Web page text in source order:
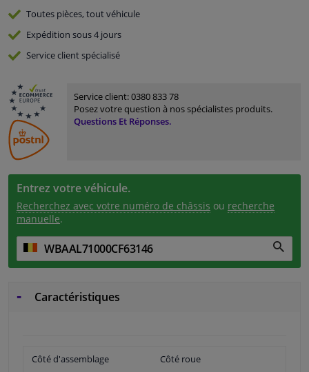
Toutes pièces, tout véhicule
Expédition sous 4 jours
Serviceclient spécialisé
Service client:0380 833 78
Posez votre question à nos spécialistes produits.
Questions Et Réponses.
Entrez votre véhicule.
Recherchez avec votre numéro de châssis ou recherche
manuelle.
Caractéristiques
Côté d'assemblage Côté roue